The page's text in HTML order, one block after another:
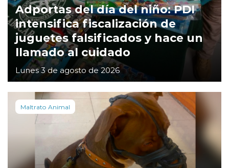
Adportas del día del niño: PDI
intensifica fiscalización de
juguetes falsificados y hace un
llamado al cuidado
Lunes 3 de agosto de 2026
Maltrato Animal